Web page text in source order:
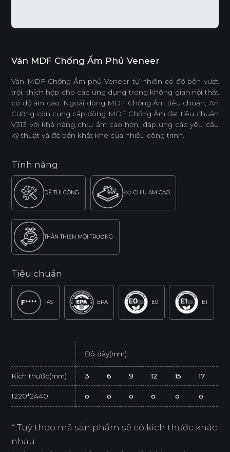
Ván MDF Chống Ẩm Phủ Veneer
Ván MDF Chống Ẩm phủ Veneer tự nhiên có độ bền vượt
trội, thích hợp cho các ứng dụng trong không gian nội thất
có độ ẩm cao. Ngoài dòng MDF Chống Ẩm tiêu chuẩn, An
Cường còn cung cấp dòng MDF Chống Ẩm đạt tiêu chuẩn
V313 với khả năng chịu ẩm cao hơn, đáp ứng các yêu cầu
kỹ thuật và độ bền khắt khe của nhiều công trình.
Tính năng
DỄ THI CÔNG ĐỘ CHỊU ẨM CAO
THÂN THIỆN MÔI TRƯỜNG
Tiêu chuẩn
F4S EPA E0 E1
Độ dày(mm)
Kích thước(mm) 3 6 9 12 15 17
1220*2440 o o o o o o
* Tuỳ theo mã sản phẩm sẽ có kích thước khác
nhau.